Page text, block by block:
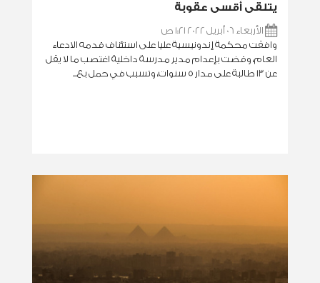
يتلقى أقسى عقوبة
الأربعاء 06 أبريل 2022 1:21 ص
وافقت محكمة إندونيسية عليا على استئناف قدمه الادعاء
العام، وقضت بإعدام مدير مدرسة داخلية اغتصب ما لا يقل
عن 13 طالبة على مدار 5 سنوات، وتسبب في حمل بع...